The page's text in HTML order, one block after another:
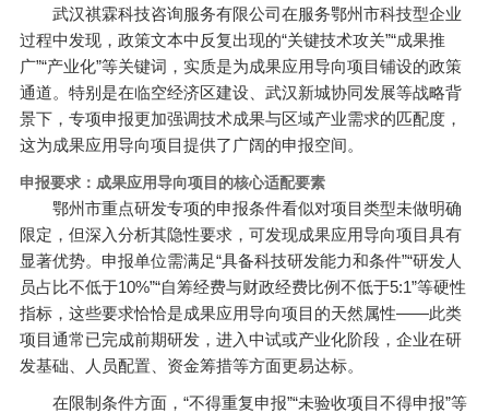
武汉祺霖科技咨询服务有限公司在服务鄂州市科技型企业
过程中发现，政策文本中反复出现的“关键技术攻关”“成果推
广”“产业化”等关键词，实质是为成果应用导向项目铺设的政策
通道。特别是在临空经济区建设、武汉新城协同发展等战略背
景下，专项申报更加强调技术成果与区域产业需求的匹配度，
这为成果应用导向项目提供了广阔的申报空间。
申报要求：成果应用导向项目的核心适配要素
鄂州市重点研发专项的申报条件看似对项目类型未做明确
限定，但深入分析其隐性要求，可发现成果应用导向项目具有
显著优势。申报单位需满足“具备科技研发能力和条件”“研发人
员占比不低于10%”“自筹经费与财政经费比例不低于5:1”等硬性
指标，这些要求恰恰是成果应用导向项目的天然属性——此类
项目通常已完成前期研发，进入中试或产业化阶段，企业在研
发基础、人员配置、资金筹措等方面更易达标。
在限制条件方面，“不得重复申报”“未验收项目不得申报”等